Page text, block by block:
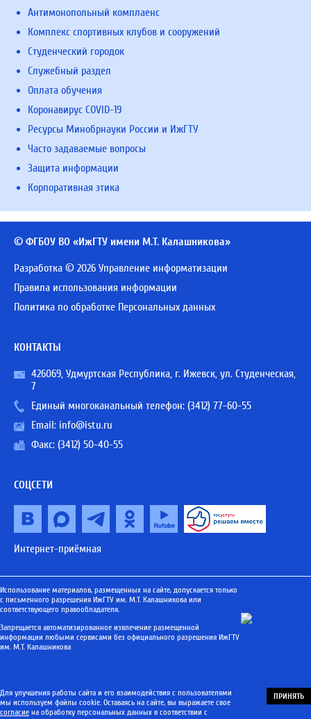
Антимонопольный комплаенс
Комплекс спортивных клубов и сооружений
Студенческий городок
Служебный раздел
Оплата обучения
Коронавирус COVID-19
Ресурсы Минобрнауки России и ИжГТУ
Часто задаваемые вопросы
Защита информации
Корпоративная этика
© ФГБОУ ВО «ИжГТУ имени М.Т. Калашникова»
Разработка © 2026 Управление информатизации
Правила использования информации
Политика по обработке Персональных данных
КОНТАКТЫ
426069, Удмуртская Республика, г. Ижевск, ул. Студенческая,
7
Единый многоканальный телефон: (3412) 77-60-55
Email: info@istu.ru
Факс: (3412) 50-40-55
СОЦСЕТИ
Интернет-приёмная
Использование материалов, размещенных на сайте, допускается только
с письменного разрешения ИжГТУ им. М.Т. Калашникова или
соответствующего правообладателя.
Запрещается автоматизированное извлечение размещенной
информации любыми сервисами без официального разрешения ИжГТУ
им. М.Т. Калашникова
Для улучшения работы сайта и его взаимодействия с пользователями
мы используем файлы cookie. Оставаясь на сайте, вы выражаете свое
согласие на обработку персональных данных в соответствии с
ПРИНЯТЬ